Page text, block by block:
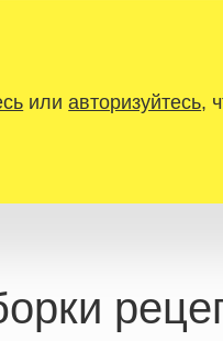
или авторизуйтесь,